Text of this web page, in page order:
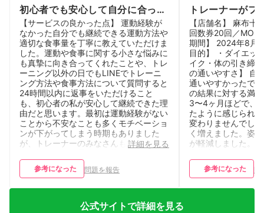
初心者でも安心して自分に合った
トレーニングと食事管理を受ける
ことができる。
【サービスの良かった点】 運動経験が
なかった自分でも継続できる運動方法や
適切な食事量を丁寧に教えていただけま
した。運動や食事に関する小さな悩みに
も真摯に向き合ってくれたことや、トレ
ーニング以外の日でもLINEでトレーニ
ング方法や食事方法について質問すると
24時間以内に返事をいただけること
も、初心者の私が安心して継続できた理
由だと思います。最初は運動経験がない
ことから不安なことも多くモチベーショ
ンが下がってしまう時期もありました
が、トレーナーのみなさんもフレンドリ
たため、週２回のトレーニングを4か月
間継続することができました。通う頻度
います。 【サービスの気になる点・改
詳細を見る
参考になった 問題を報告
トレーナーがフ
者でも楽しく通
ム
【店舗名】 麻布十
回数券20回／
期間】 2024年8月
目的】 ・ダイエッ
イク・体の引き締
の通いやすさ】 自
通いやすかったで
の結果に対する満
3〜4ヶ月ほどで、
たように感じられ
変わりませんでし
く増えました。姿
が軽減しました。
が、来店時にいろ
報をいただけて助
しかったです。 【
参考になった
公式サイトで詳細を見る